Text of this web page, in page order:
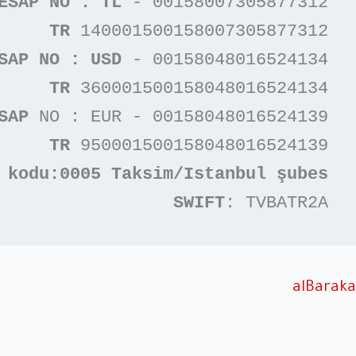
TR 140001500158007305877312
NO : USD - 00158048016524134
TR 360001500158048016524134
NO : EUR - 00158048016524139
TR 950001500158048016524139
SWIFT: TVBATR2A
alBaraka